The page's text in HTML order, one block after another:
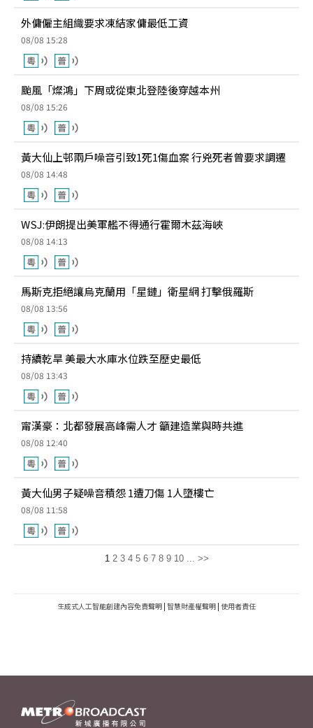
外傭僱主組織要求凍結家傭最低工資
08/08 15:28
颱風「燦鴻」下周或從東北登陸後穿越本州
08/08 15:26
黃大仙上邨兩戶噪音引致1死1傷血案 行兇死者曾要求調遷
08/08 14:48
WSJ:伊朗提出美軍艦不得通行霍爾木茲海峽
08/08 14:13
馬斯克拒絕讓烏克蘭用「星鏈」衛星網 打擊俄羅斯
08/08 13:56
持續乾旱 美最大水庫水位跌至歷史最低
08/08 13:43
甯漢豪：北都發展高峰需人才 籲建造業與時共進
08/08 12:40
黃大仙男子疑噪音積怨 1遭刀傷 1人墮樓亡
08/08 11:58
1 2 3 4 5 6 7 8 9 10 ... >>
生成式人工智能創建內容免責聲明 | 智慧財產權聲明 | 使用者責任